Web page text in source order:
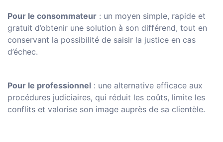
Pour le consommateur : un moyen simple, rapide et
gratuit d’obtenir une solution à son différend, tout en
conservant la possibilité de saisir la justice en cas
d’échec.
Pour le professionnel : une alternative efficace aux
procédures judiciaires, qui réduit les coûts, limite les
conflits et valorise son image auprès de sa clientèle.